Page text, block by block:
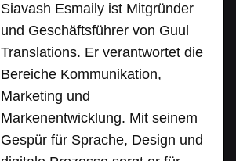
Siavash Esmaily ist Mitgründer
und Geschäftsführer von Guul
Translations. Er verantwortet die
Bereiche Kommunikation,
Marketing und
Markenentwicklung. Mit seinem
Gespür für Sprache, Design und